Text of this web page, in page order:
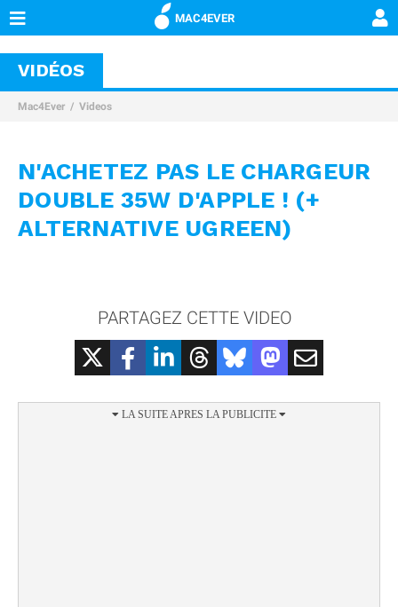
MAC4EVER
VIDÉOS
Mac4Ever Videos
N'ACHETEZ PAS LE CHARGEUR
DOUBLE 35W D'APPLE ! (+
ALTERNATIVE UGREEN)
PARTAGEZ CETTE VIDEO